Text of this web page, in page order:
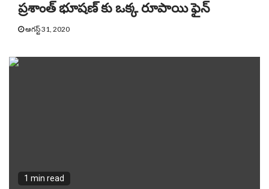
ప్రశాంత్ భూషణ్ కు ఒక్క రూపాయి ఫైన్
ఆగస్ట్ 31, 2020
1 min read